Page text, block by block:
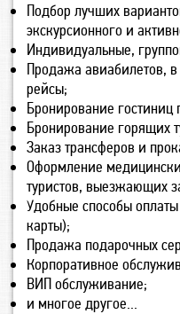
Подбор лучших
экскурсионного и
Индивидуальные,
Продажа авиабилетов,
рейсы;
Бронирование гостиниц
Бронирование горящих
Заказ трансферов и
Оформление
туристов, выезжающих
Удобные способы
карты);
Продажа подарочных
Корпоративное
ВИП обслуживание;
и многое другое...